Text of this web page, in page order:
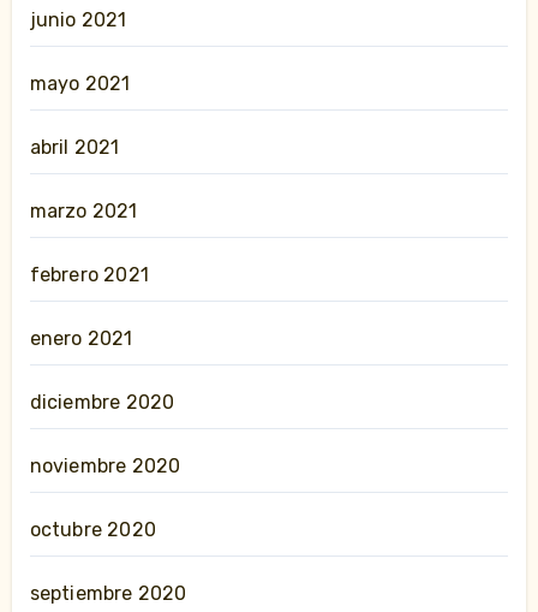
junio 2021
mayo 2021
abril 2021
marzo 2021
febrero 2021
enero 2021
diciembre 2020
noviembre 2020
octubre 2020
septiembre 2020